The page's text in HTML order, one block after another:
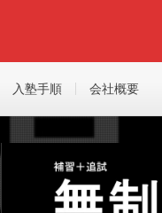
入塾手順 会社概要